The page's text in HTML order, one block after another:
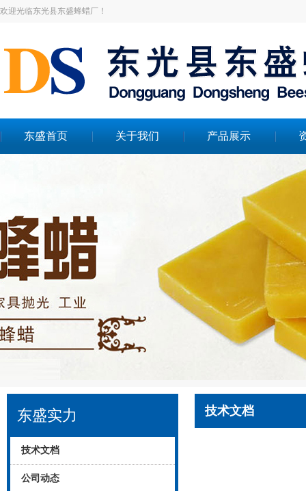
欢迎光临东光县东盛蜂蜡厂！
东盛首页 关于我们 产品展示
东盛实力
技术文档
公司动态
技术文档